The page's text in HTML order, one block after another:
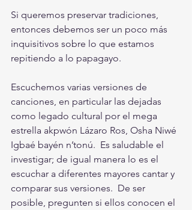
Si queremos preservar tradiciones,
entonces debemos ser un poco más
inquisitivos sobre lo que estamos
repitiendo a lo papagayo.
Escuchemos varias versiones de
canciones, en particular las dejadas
como legado cultural por el mega
estrella akpwón Lázaro Ros, Osha Niwé
Igbaé bayén n’tonú.  Es saludable el
investigar; de igual manera lo es el
escuchar a diferentes mayores cantar y
comparar sus versiones.  De ser
posible, pregunten si ellos conocen el